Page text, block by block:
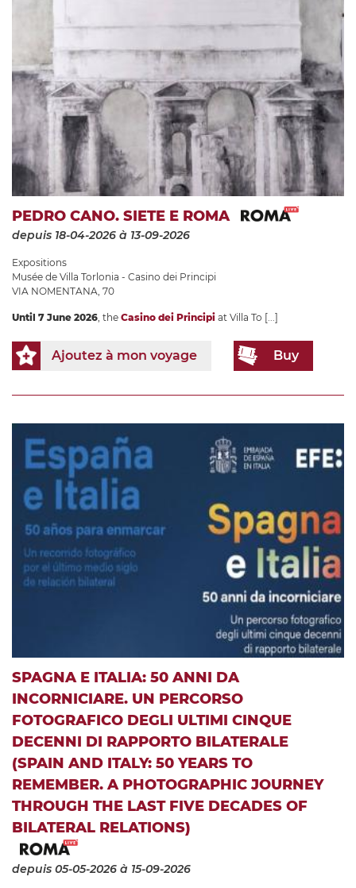
PEDRO CANO. SIETE E ROMA
depuis 18-04-2026 à 13-09-2026
Expositions
Musée de Villa Torlonia - Casino dei Principi
VIA NOMENTANA, 70
Until 7 June 2026, the Casino dei Principi at Villa To [...]
Ajoutez à mon voyage Buy
SPAGNA E ITALIA: 50 ANNI DA
INCORNICIARE. UN PERCORSO
FOTOGRAFICO DEGLI ULTIMI CINQUE
DECENNI DI RAPPORTO BILATERALE
(SPAIN AND ITALY: 50 YEARS TO
REMEMBER. A PHOTOGRAPHIC JOURNEY
THROUGH THE LAST FIVE DECADES OF
BILATERAL RELATIONS)
depuis 05-05-2026 à 15-09-2026